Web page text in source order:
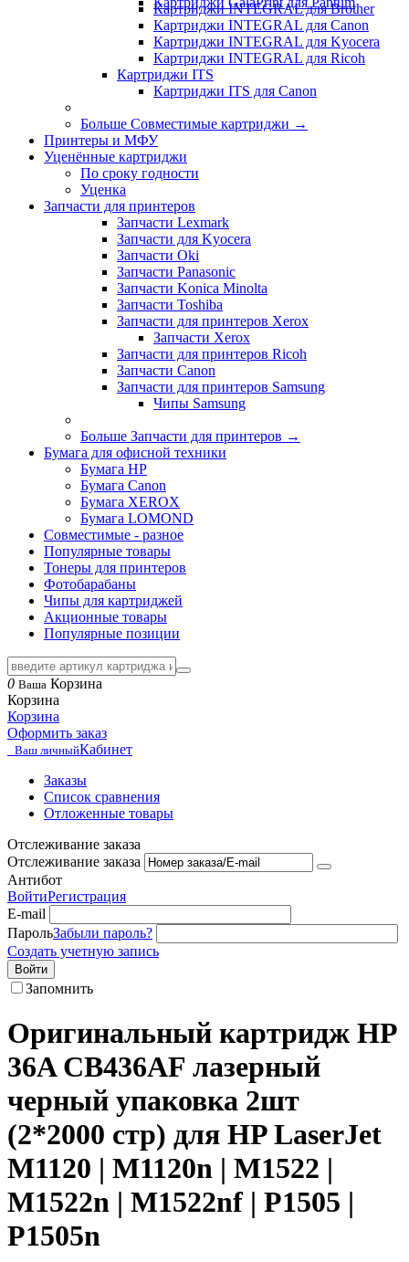
Картриджи INTEGRAL для Brother
Картриджи INTEGRAL для Canon
Картриджи INTEGRAL для Kyocera
Картриджи INTEGRAL для Ricoh
Картриджи ITS
Картриджи ITS для Canon
Больше Совместимые картриджи →
Принтеры и МФУ
Уценённые картриджи
По сроку годности
Уценка
Запчасти для принтеров
Запчасти Lexmark
Запчасти для Kyocera
Запчасти Oki
Запчасти Panasonic
Запчасти Koniсa Minolta
Запчасти Toshiba
Запчасти для принтеров Xerox
Запчасти Xerox
Запчасти для принтеров Ricoh
Запчасти Canon
Запчасти для принтеров Samsung
Чипы Samsung
Больше Запчасти для принтеров →
Бумага для офисной техники
Бумага HP
Бумага Canon
Бумага XEROX
Бумага LOMOND
Совместимые - разное
Популярные товары
Тонеры для принтеров
Фотобарабаны
Чипы для картриджей
Акционные товары
Популярные позиции
0 Ваша Корзина
Корзина
Корзина
Оформить заказ
Ваш личныйКабинет
Заказы
Список сравнения
Отложенные товары
Отслеживание заказа
Отслеживание заказа
Антибот
ВойтиРегистрация
E-mail
ПарольЗабыли пароль?
Создать учетную запись
Войти
Запомнить
​Оригинальный картридж​ ​HP
36A CB436AF лазерный
черный упаковка 2шт
(2*2000 стр) для HP LaserJet
M1120 | M1120n | M1522 |
M1522n | M1522nf | P1505 |
P1505n